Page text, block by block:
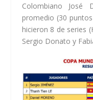
Colombiano José
promedio (30
hicieron 8 de series
Sergio Donato y